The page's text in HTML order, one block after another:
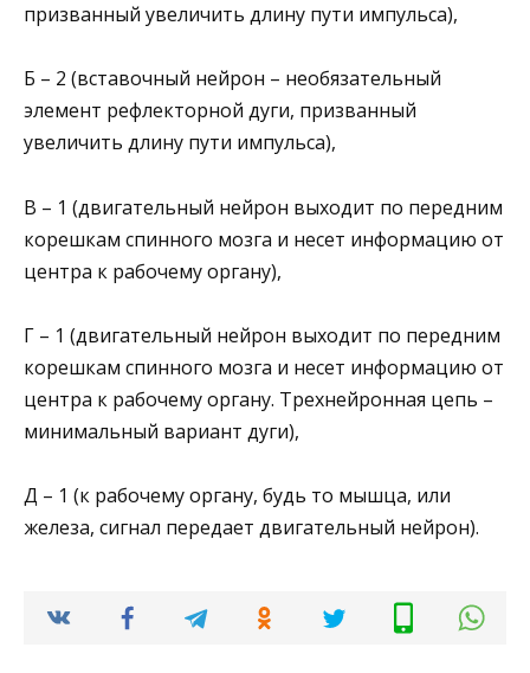
призванный увеличить длину пути импульса),
Б – 2 (вставочный нейрон – необязательный
элемент рефлекторной дуги, призванный
увеличить длину пути импульса),
В – 1 (двигательный нейрон выходит по передним
корешкам спинного мозга и несет информацию от
центра к рабочему органу),
Г – 1 (двигательный нейрон выходит по передним
корешкам спинного мозга и несет информацию от
центра к рабочему органу. Трехнейронная цепь –
минимальный вариант дуги),
Д – 1 (к рабочему органу, будь то мышца, или
железа, сигнал передает двигательный нейрон).